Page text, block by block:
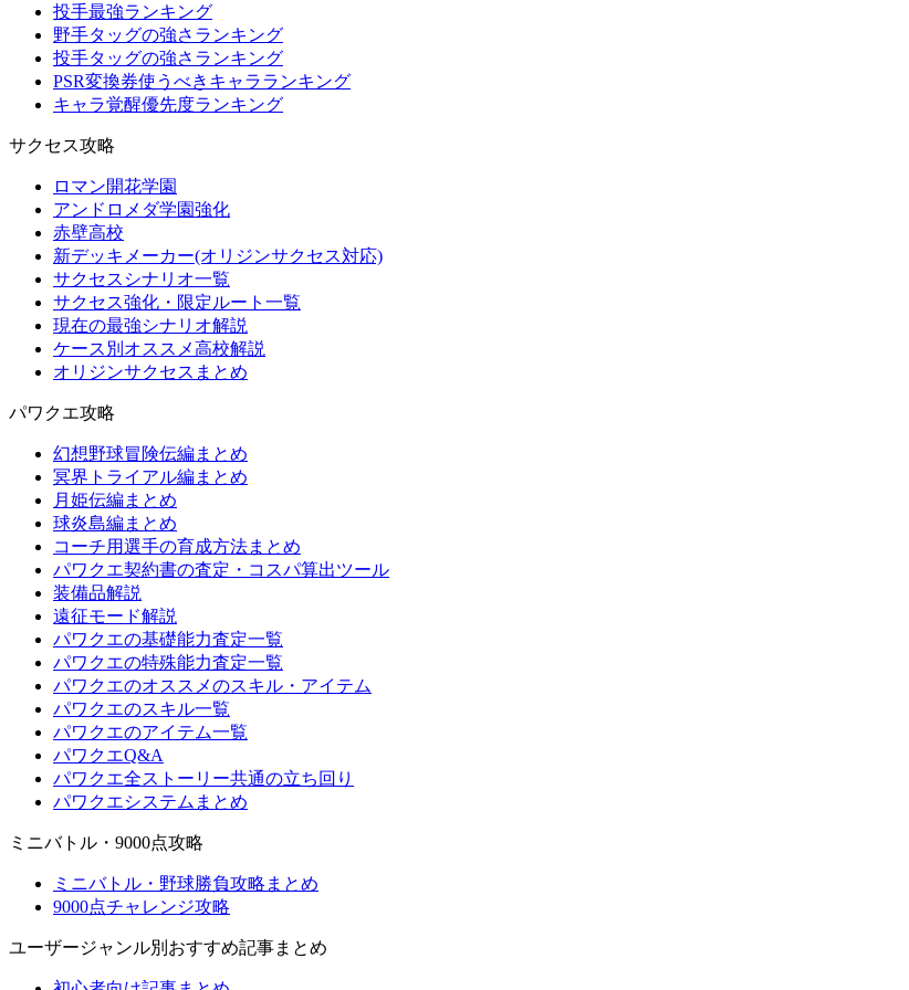
投手最強ランキング
野手タッグの強さランキング
投手タッグの強さランキング
PSR変換券使うべきキャラランキング
キャラ覚醒優先度ランキング
サクセス攻略
ロマン開花学園
アンドロメダ学園強化
赤壁高校
新デッキメーカー(オリジンサクセス対応)
サクセスシナリオ一覧
サクセス強化・限定ルート一覧
現在の最強シナリオ解説
ケース別オススメ高校解説
オリジンサクセスまとめ
パワクエ攻略
幻想野球冒険伝編まとめ
冥界トライアル編まとめ
月姫伝編まとめ
球炎島編まとめ
コーチ用選手の育成方法まとめ
パワクエ契約書の査定・コスパ算出ツール
装備品解説
遠征モード解説
パワクエの基礎能力査定一覧
パワクエの特殊能力査定一覧
パワクエのオススメのスキル・アイテム
パワクエのスキル一覧
パワクエのアイテム一覧
パワクエQ&A
パワクエ全ストーリー共通の立ち回り
パワクエシステムまとめ
ミニバトル・9000点攻略
ミニバトル・野球勝負攻略まとめ
9000点チャレンジ攻略
ユーザージャンル別おすすめ記事まとめ